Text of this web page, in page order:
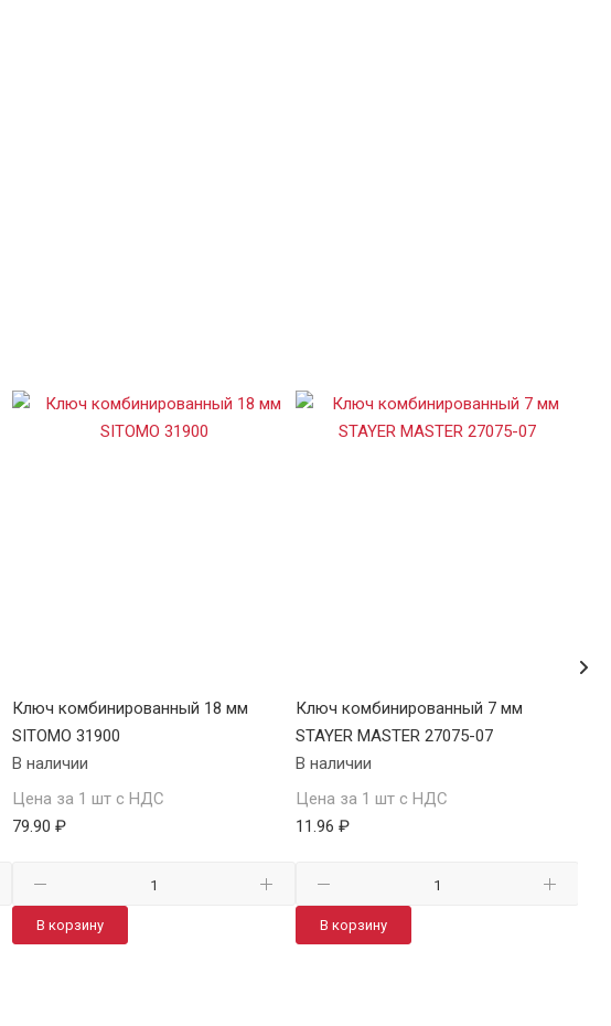
Ключ комбинированный 18 мм
SITOMO 31900
В наличии
Цена за 1 шт с НДС
79.90 ₽
В корзину
Ключ комбинированный 7 мм
STAYER MASTER 27075-07
В наличии
Цена за 1 шт с НДС
11.96 ₽
В корзину